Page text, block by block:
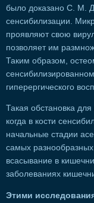
было доказано С. М.
сенсибилизации.
проявляют свою
позволяет им
Таким образом,
гиперергического
Такая обстановка
когда в кости
начальные стадии
самых
всасывание в
заболеваниях
Этими